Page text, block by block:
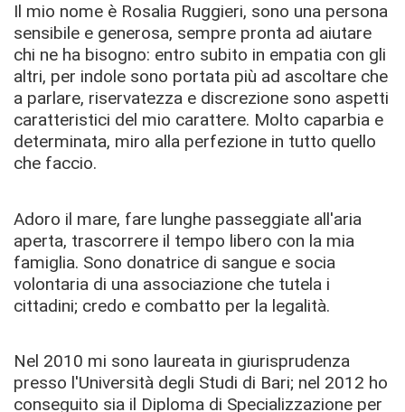
Il mio nome è Rosalia Ruggieri, sono una persona
sensibile e generosa, sempre pronta ad aiutare
chi ne ha bisogno: entro subito in empatia con gli
altri, per indole sono portata più ad ascoltare che
a parlare, riservatezza e discrezione sono aspetti
caratteristici del mio carattere. Molto caparbia e
determinata, miro alla perfezione in tutto quello
che faccio.
Adoro il mare, fare lunghe passeggiate all'aria
aperta, trascorrere il tempo libero con la mia
famiglia. Sono donatrice di sangue e socia
volontaria di una associazione che tutela i
cittadini; credo e combatto per la legalità.
Nel 2010 mi sono laureata in giurisprudenza
presso l'Università degli Studi di Bari; nel 2012 ho
conseguito sia il Diploma di Specializzazione per